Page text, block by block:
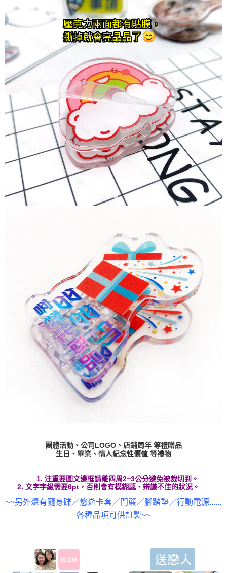
團體活動、公司LOGO、店鋪周年 等禮贈品
生日、畢業、情人紀念性價值 等禮物
1. 注重要圖文邊框請離四周2~3公分避免被裁切到。
2. 文字字級需要6pt，否則會有模糊感、辨識不佳的狀況。
~~另外還有隨身碟／悠遊卡套／門簾／腳踏墊／行動電源......
各種品項可供訂製~~